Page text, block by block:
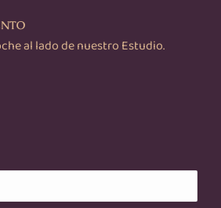
al lado de nuestro Estudio.